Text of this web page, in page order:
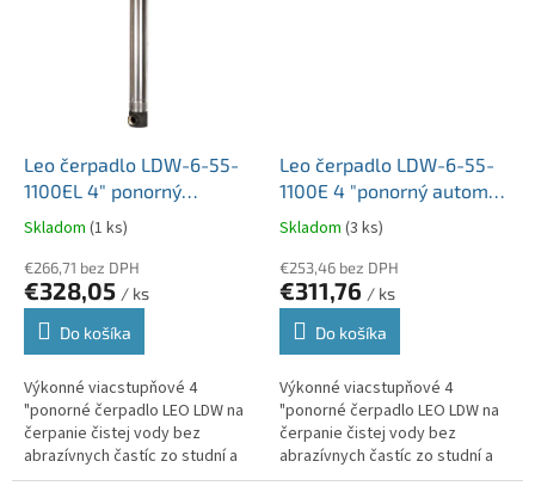
Leo čerpadlo LDW-6-55-
1100EL 4" ponorný
automat 230V 1,1kW, kábel
22m, bočné sanie 5/4"
Skladom (1 ks)
€266,71 bez DPH
€328,05 / ks
Do košíka
Výkonné viacstupňové 4
"ponorné čerpadlo LEO LDW na
čerpanie čistej vody bez
abrazívnych častíc zo studní a
nádrží, pre zavlažovacie
Leo čerpadlo LDW-6-55-
1100E 4 "ponorný automat
230V 1,1kW, kábel 22m
spodné sanie
Skladom (3 ks)
€253,46 bez DPH
€311,76 / ks
Do košíka
Výkonné viacstupňové 4
"ponorné čerpadlo LEO LDW na
čerpanie čistej vody bez
abrazívnych častíc zo studní a
nádrží, pre zavlažovacie